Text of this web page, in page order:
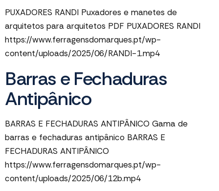
PUXADORES RANDI Puxadores e manetes de
arquitetos para arquitetos PDF PUXADORES RANDI
https://www.ferragensdomarques.pt/wp-
content/uploads/2025/06/RANDI-1.mp4
Barras e Fechaduras
Antipânico
BARRAS E FECHADURAS ANTIPÂNICO Gama de
barras e fechaduras antipânico BARRAS E
FECHADURAS ANTIPÂNICO
https://www.ferragensdomarques.pt/wp-
content/uploads/2025/06/12b.mp4